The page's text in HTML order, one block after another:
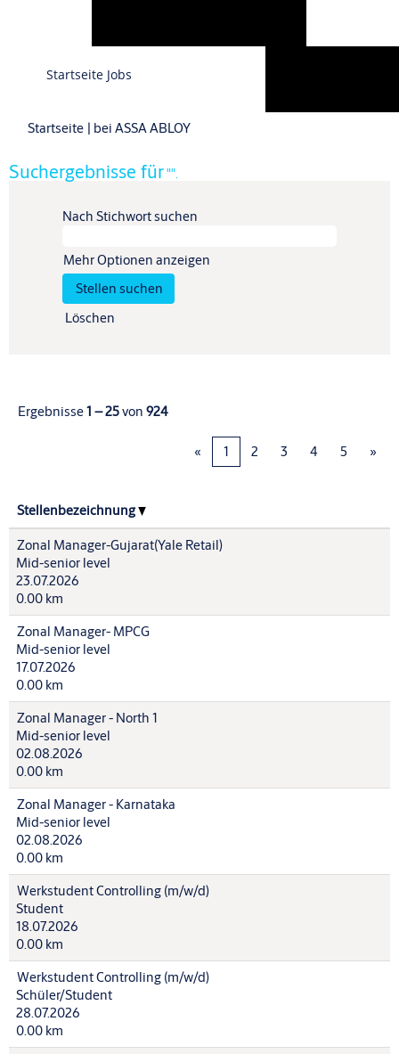
Startseite Jobs
Startseite | bei ASSA ABLOY(aktuelle
Suchergebnisse für"".
Nach Stichwort suchen
Mehr Optionen anzeigen
Löschen
Ergebnisse1 – 25von 924
« 1 2 3 4 5 »
Stellenbezeichnung
Zonal Manager-Gujarat(Yale Retail)
Mid-senior level
23.07.2026
0.00 km
Zonal Manager- MPCG
Mid-senior level
17.07.2026
0.00 km
Zonal Manager - North 1
Mid-senior level
02.08.2026
0.00 km
Zonal Manager - Karnataka
Mid-senior level
02.08.2026
0.00 km
Werkstudent Controlling (m/w/d)
Student
18.07.2026
0.00 km
Werkstudent Controlling (m/w/d)
Schüler/Student
28.07.2026
0.00 km